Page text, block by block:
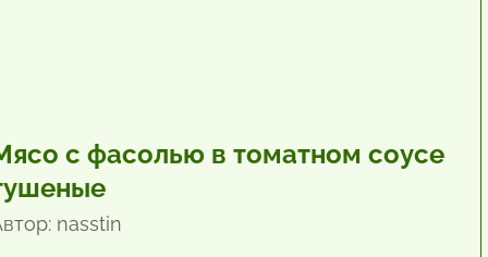
с фасолью в томатном соусе
nasstin